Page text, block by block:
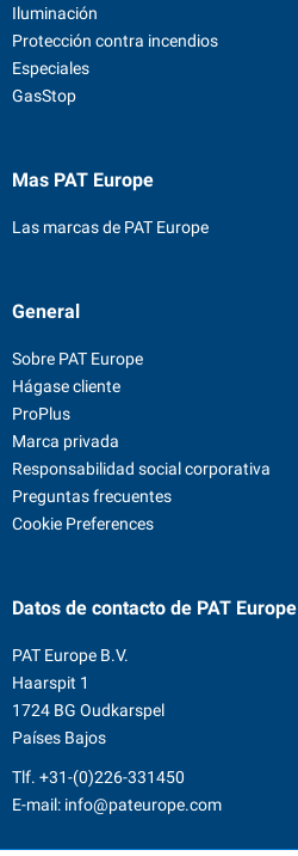
Iluminación
Protección contra incendios
Especiales
GasStop
Mas PAT Europe
Las marcas de PAT Europe
General
Sobre PAT Europe
Hágase cliente
ProPlus
Marca privada
Responsabilidad social corporativa
Preguntas frecuentes
Cookie Preferences
Datos de contacto de PAT Europe
PAT Europe B.V.
Haarspit 1
1724 BG Oudkarspel
Países Bajos
Tlf. +31-(0)226-331450
E-mail: info@pateurope.com